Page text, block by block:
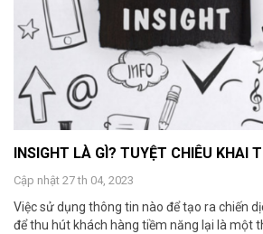
INSIGHT LÀ GÌ? TUYỆT CHIÊU KHAI
Cập nhật 27 th 04, 2023
Việc sử dụng thông tin nào để tạo ra chiến
để thu hút khách hàng tiềm năng lại là một